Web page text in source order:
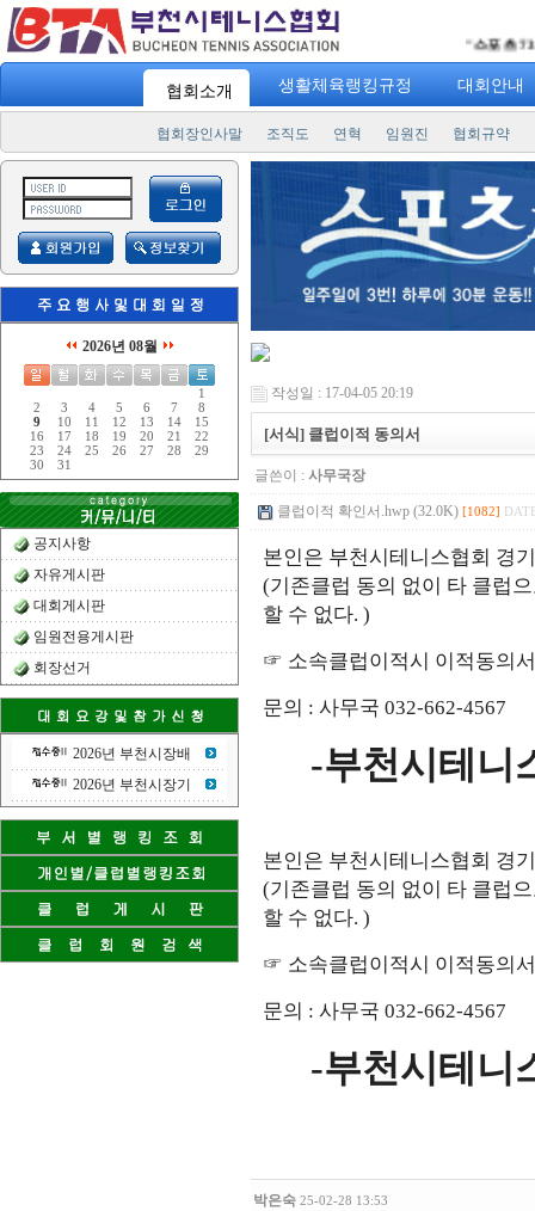
스포츠 7330"
협회소개 생활체육랭킹규정 대회안내
협회장인사말 조직도 연혁 임원진 협회규약
2026년 08월
1
2
3 4 5 6 7
8
9
10 11 12 13 14
15
16
17 18 19 20 21
22
23
24 25 26 27 28
29
30
31
공지사항
자유게시판
대회게시판
임원전용게시판
회장선거
2026년 부천시장배
2026년 부천시장기
작성일 : 17-04-05 20:19
[서식] 클럽이적 동의서
글쓴이 : 사무국장
클럽이적 확인서.hwp (32.0K) [1082]
본인은 부천시테니스협회 경
(기존클럽 동의 없이 타 클럽
할 수 없다. )
☞ 소속클럽이적시 이적동의
문의 : 사무국 032-662-4567
-부천시테니
본인은 부천시테니스협회 경
(기존클럽 동의 없이 타 클럽
할 수 없다. )
☞ 소속클럽이적시 이적동의
문의 : 사무국 032-662-4567
-부천시테니
박은숙 25-02-28 13:53